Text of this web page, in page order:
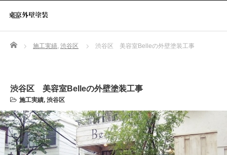
Home 施工実績, 渋谷区 渋谷区 美容室Belleの外壁塗装工事
渋谷区 美容室Belleの外壁塗装工事
施工実績, 渋谷区